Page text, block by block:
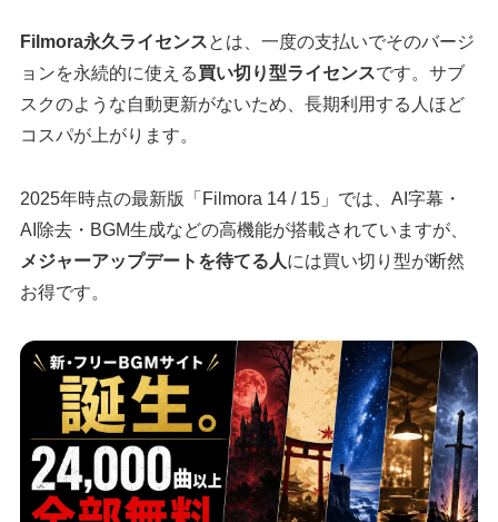
Filmora永久ライセンスとは、一度の支払いでそのバージ
ョンを永続的に使える買い切り型ライセンスです。サブ
スクのような自動更新がないため、長期利用する人ほど
コスパが上がります。
2025年時点の最新版「Filmora 14 / 15」では、AI字幕・
AI除去・BGM生成などの高機能が搭載されていますが、
メジャーアップデートを待てる人には買い切り型が断然
お得です。